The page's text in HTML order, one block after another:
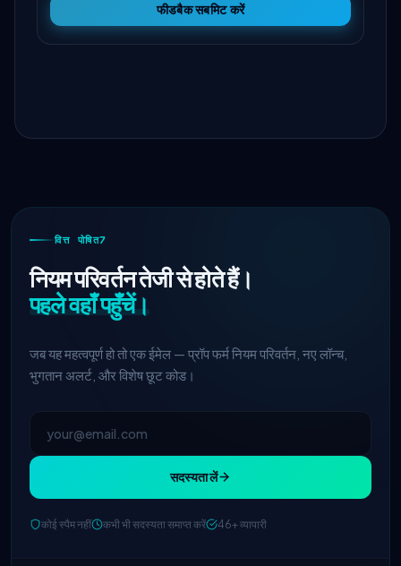
फीडबैक सबमिट करें
वित्त पोषित7
नियम परिवर्तन तेजी से होते हैं।
पहले वहाँ पहुँचें।
जब यह महत्वपूर्ण हो तो एक ईमेल — प्रॉप फर्म नियम परिवर्तन, नए लॉन्च,
भुगतान अलर्ट, और विशेष छूट कोड।
सदस्यता लें
कोई स्पैम नहीं कभी भी सदस्यता समाप्त करें 46+ व्यापारी
FTMOअपडेटेड प्रॉफिट स्प्लिट → 90%